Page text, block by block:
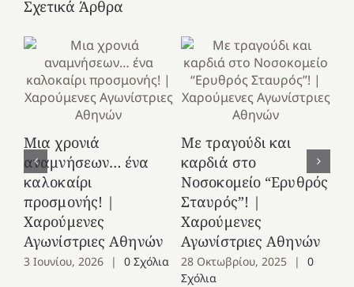
Σχετικά Άρθρα
Μια χρονιά
αναμνήσεων… ένα
καλοκαίρι
προσμονής! |
Χαρούμενες
Αγωνίστριες Αθηνών
3 Ιουνίου, 2026 | 0 Σχόλια
Με τραγούδι και
καρδιά στο
Νοσοκομείο “Ερυθρός
Σταυρός”! |
Χαρούμενες
Αγωνίστριες Αθηνών
28 Οκτωβρίου, 2025 |
0
Σχόλια